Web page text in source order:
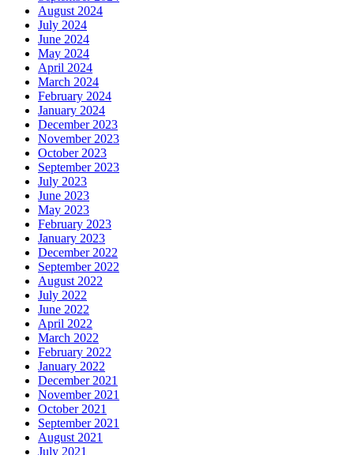
August 2024
July 2024
June 2024
May 2024
April 2024
March 2024
February 2024
January 2024
December 2023
November 2023
October 2023
September 2023
July 2023
June 2023
May 2023
February 2023
January 2023
December 2022
September 2022
August 2022
July 2022
June 2022
April 2022
March 2022
February 2022
January 2022
December 2021
November 2021
October 2021
September 2021
August 2021
July 2021